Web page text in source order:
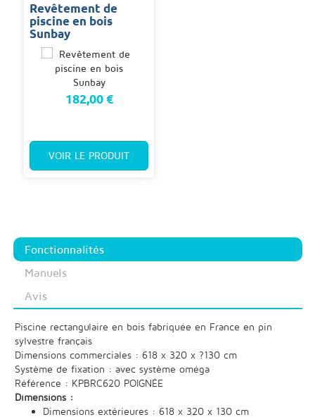
Revêtement de
piscine en bois
Sunbay
182,00 €
VOIR LE PRODUIT
Fonctionnalités
Manuels
Avis
Piscine rectangulaire en bois fabriquée en France en pin
sylvestre français
Dimensions commerciales : 618 x 320 x ?130 cm
Système de fixation : avec système oméga
Référence : KPBRC620 POIGNÉE
Dimensions :
Dimensions extérieures : 618 x 320 x 130 cm